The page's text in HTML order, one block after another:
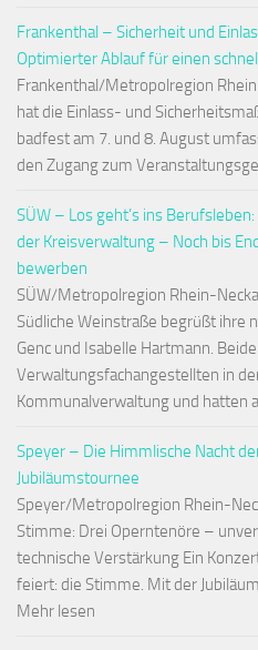
Frankenthal – Sicherheit und
Optimierter Ablauf für einen
Frankenthal/Metropolregion
hat die Einlass- und
badfest am 7. und 8. August
den Zugang zum
SÜW – Los geht’s ins
der Kreisverwaltung – Noch bis
bewerben
SÜW/Metropolregion Rhein-
Südliche Weinstraße begrüßt ihre
Genc und Isabelle Hartmann.
Verwaltungsfachangestellten in
Kommunalverwaltung und hatten
Speyer – Die Himmlische Nacht
Jubiläumstournee
Speyer/Metropolregion Rhein-
Stimme: Drei Operntenöre –
technische Verstärkung Ein
feiert: die Stimme. Mit der
Mehr lesen